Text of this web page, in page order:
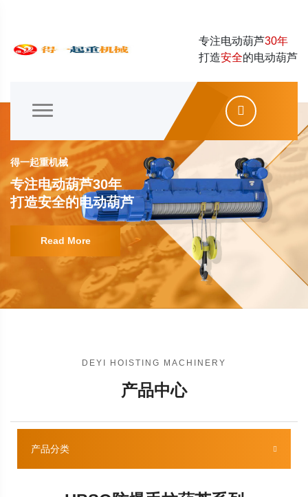
专注电动葫芦30年
打造安全的电动葫芦
得一起重机械
专注电动葫芦30年
打造安全的电动葫芦
Read More
DEYI HOISTING MACHINERY
产品中心
产品分类